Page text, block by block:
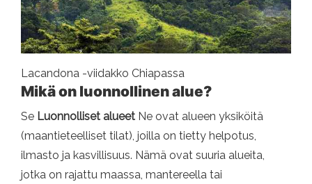
Lacandona -viidakko Chiapassa
Mikä on luonnollinen alue?
Se Luonnolliset alueet Ne ovat alueen yksiköitä
(maantieteelliset tilat), joilla on tietty helpotus,
ilmasto ja kasvillisuus. Nämä ovat suuria alueita,
jotka on rajattu maassa, mantereella tai